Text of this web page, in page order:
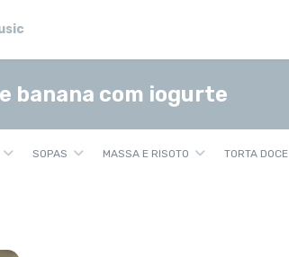
banana com iogurte
SOPAS MASSA E RISOTO TORTA DOCE